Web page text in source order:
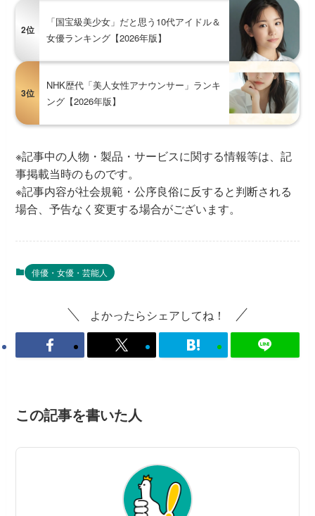
2位
「国宝級美少女」だと思う10代アイドル＆
女優ランキング【2026年版】
3位
NHK歴代「美人女性アナウンサー」ランキ
ング【2026年版】
※記事中の人物・製品・サービスに関する情報等は、記
事掲載当時のものです。
※記事内容が社会規範・公序良俗に反すると判断される
場合、予告なく変更する場合がございます。
俳優・女優・芸能人
よかったらシェアしてね！
この記事を書いた人